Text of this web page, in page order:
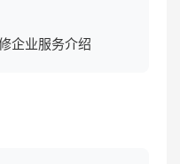
企业服务介绍